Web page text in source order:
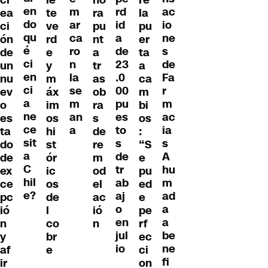
ea
ci
ón
de
un
nu
ev
o
es
ta
do
de
ex
ce
pc
ió
n
y
af
ir
en
do
qu
é
ci
en
ci
a
ne
ce
sit
a
C
hil
e?
te
ve
rd
e
y
m
áx
im
os
hi
st
ór
ic
os
de
l
co
br
e
m
ar
ca
ro
n
la
se
m
an
a
ra
pu
nt
a
tr
as
ob
ra
s
de
re
m
od
el
ac
ió
n
rd
id
a
de
23
.0
00
pu
es
to
s
de
tr
ab
aj
o
en
jul
io
la
pu
er
ta
a
ca
m
bi
os
:
“S
e
pu
ed
e
pe
rf
ec
ci
on
ac
io
ne
s
de
Fa
r
m
ac
ia
s
A
hu
m
ad
a
a
be
ne
fi